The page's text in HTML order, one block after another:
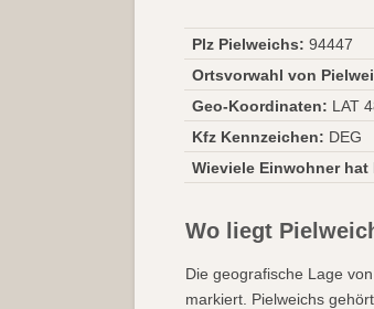
Plz Pielweichs: 94447
Ortsvorwahl von
Geo-Koordinaten: LAT
Kfz Kennzeichen: DEG
Wieviele Einwohner hat
Wo liegt
Die geografische Lage
markiert. Pielweichs